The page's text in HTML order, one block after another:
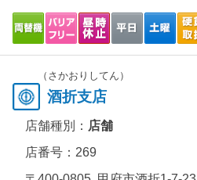
（さかおりしてん）
酒折支店
店舗種別： 店舗
店番号：269